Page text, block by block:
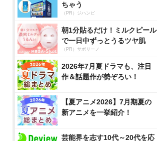
ちゃう
（PR）ジハンピ
朝1分貼るだけ！ミルクピール
で一日中ずっとうるツヤ肌
（PR）サボリーノ
2026年7月夏ドラマも、注目
作＆話題作が勢ぞろい！
【夏アニメ2026】7月期夏の
新アニメを一挙紹介！
芸能界を志す10代～20代を応